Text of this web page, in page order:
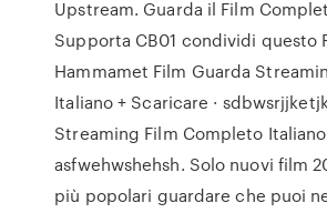
Upstream. Guarda il Film
Supporta CB01 condividi questo
Hammamet Film Guarda
Italiano + Scaricare ·
Streaming Film Completo Italiano
asfwehwshehsh. Solo nuovi film
più popolari guardare che puoi